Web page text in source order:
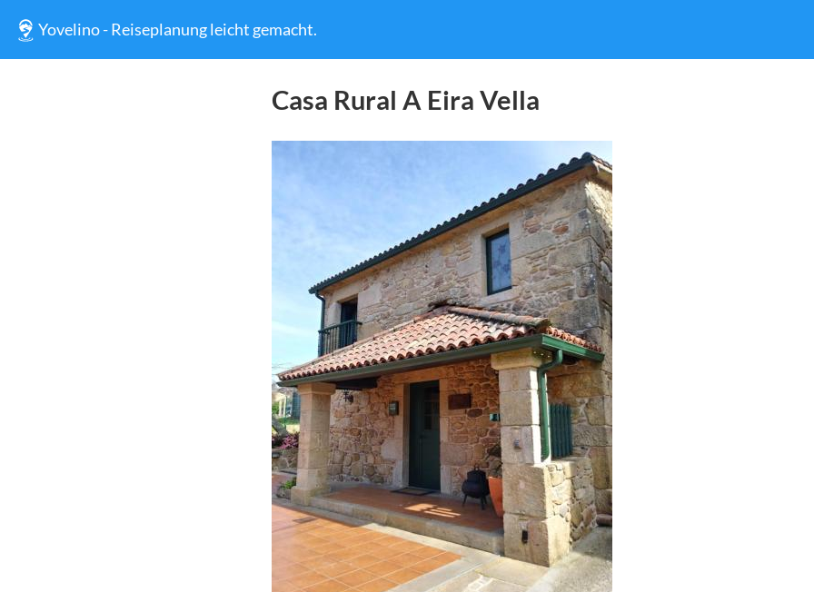
Yovelino - Reiseplanung leicht gemacht.
Casa Rural A Eira Vella